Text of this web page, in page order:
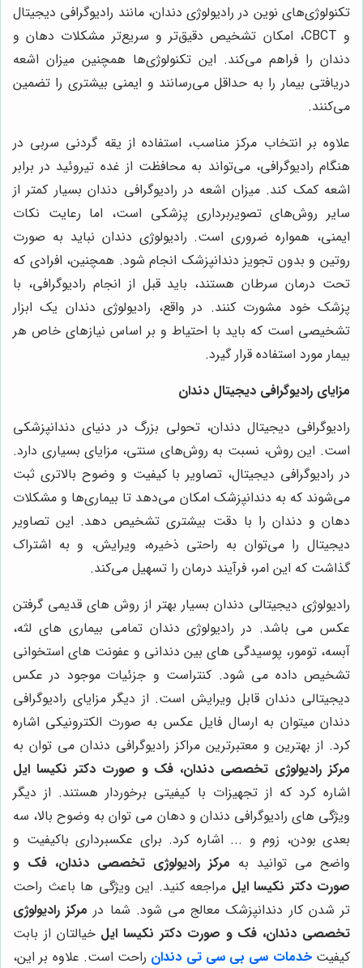
تکنولوژی‌های نوین در رادیولوژی دندان، مانند رادیوگرافی دیجیتال
و CBCT، امکان تشخیص دقیق‌تر و سریع‌تر مشکلات دهان و
دندان را فراهم می‌کند. این تکنولوژی‌ها همچنین میزان اشعه
دریافتی بیمار را به حداقل می‌رسانند و ایمنی بیشتری را تضمین
می‌کنند.
علاوه بر انتخاب مرکز مناسب، استفاده از یقه گردنی سربی در
هنگام رادیوگرافی، می‌تواند به محافظت از غده تیروئید در برابر
اشعه کمک کند. میزان اشعه در رادیوگرافی دندان بسیار کمتر از
سایر روش‌های تصویربرداری پزشکی است، اما رعایت نکات
ایمنی، همواره ضروری است. رادیولوژی دندان نباید به صورت
روتین و بدون تجویز دندانپزشک انجام شود. همچنین، افرادی که
تحت درمان سرطان هستند، باید قبل از انجام رادیوگرافی، با
پزشک خود مشورت کنند. در واقع، رادیولوژی دندان یک ابزار
تشخیصی است که باید با احتیاط و بر اساس نیازهای خاص هر
بیمار مورد استفاده قرار گیرد.
مزایای رادیوگرافی دیجیتال دندان
رادیوگرافی دیجیتال دندان، تحولی بزرگ در دنیای دندانپزشکی
است. این روش، نسبت به روش‌های سنتی، مزایای بسیاری دارد.
در رادیوگرافی دیجیتال، تصاویر با کیفیت و وضوح بالاتری ثبت
می‌شوند که به دندانپزشک امکان می‌دهد تا بیماری‌ها و مشکلات
دهان و دندان را با دقت بیشتری تشخیص دهد. این تصاویر
دیجیتال را می‌توان به راحتی ذخیره، ویرایش، و به اشتراک
گذاشت که این امر، فرآیند درمان را تسهیل می‌کند.
رادیولوژی دیجیتالی دندان بسیار بهتر از روش های قدیمی گرفتن
عکس می باشد. در رادیولوژی دندان تمامی بیماری های لثه،
آبسه، تومور، پوسیدگی های بین دندانی و عفونت های استخوانی
تشخیص داده می شود. کنتراست و جزئیات موجود در عکس
دیجیتالی دندان قابل ویرایش است. از دیگر مزایای رادیوگرافی
دندان میتوان به ارسال فایل عکس به صورت الکترونیکی اشاره
کرد. از بهترین و معتبرترین مراکز رادیوگرافی دندان می توان به
مرکز رادیولوژی تخصصی دندان، فک و صورت دکتر نکیسا ایل
اشاره کرد که از تجهیزات با کیفیتی برخوردار هستند. از دیگر
ویژگی های رادیوگرافی دندان و دهان می توان به وضوح بالا، سه
بعدی بودن، زوم و ... اشاره کرد. برای عکسبرداری باکیفیت و
واضح می توانید به مرکز رادیولوژی تخصصی دندان، فک و
صورت دکتر نکیسا ایل مراجعه کنید. این ویژگی ها باعث راحت
تر شدن کار دندانپزشک معالج می شود. شما در مرکز رادیولوژی
تخصصی دندان، فک و صورت دکتر نکیسا ایل خیالتان از بابت
کیفیتخدمات سی بی سی تی دندان راحت است. علاوه بر این،